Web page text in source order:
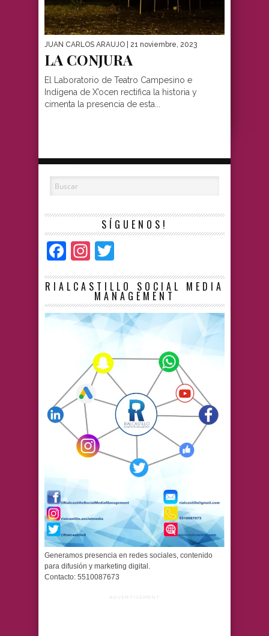
JUAN CARLOS ARAUJO | 21 noviembre, 2023
LA CONJURA
El Laboratorio de Teatro Campesino e
Indígena de X’ocen rectifica la historia y
cimenta la presencia de esta...
SÍGUENOS!
Facebook
Instagram
RIALCASTILLO SOCIAL MEDIA
MANAGEMENT
Generamos presencia en redes sociales, contenido
para difusión y marketing digital.
Contacto: 5510087673
ADVERTISEMENT